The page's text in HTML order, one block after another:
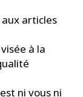
aux articles
à la
ni vous ni